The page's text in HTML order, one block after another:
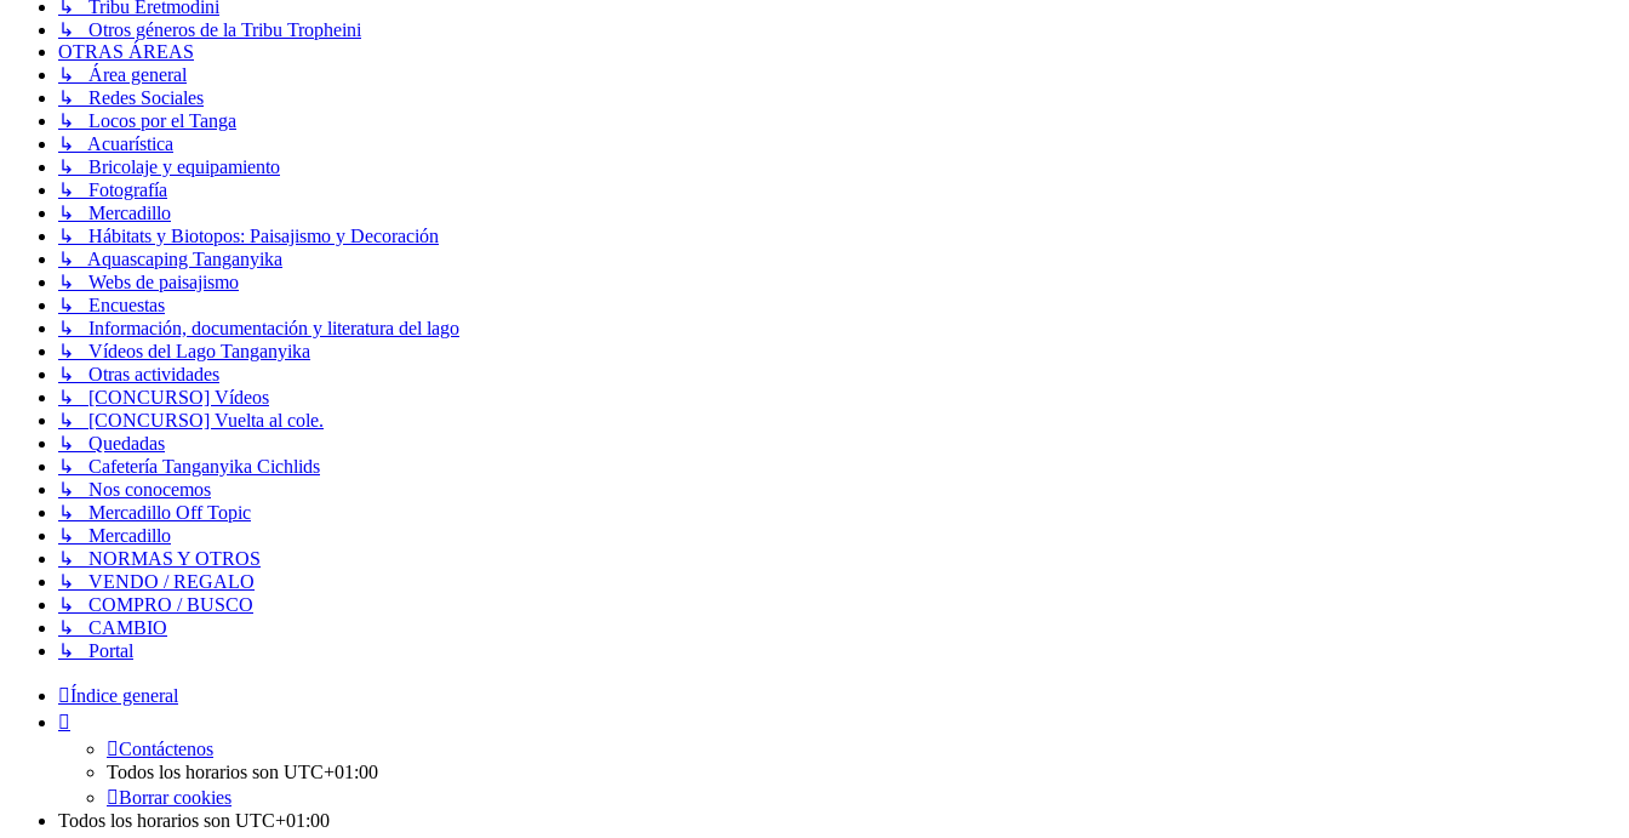
↳ Tribu Eretmodini
↳ Otros géneros de la Tribu Tropheini
OTRAS ÁREAS
↳ Área general
↳ Redes Sociales
↳ Locos por el Tanga
↳ Acuarística
↳ Bricolaje y equipamiento
↳ Fotografía
↳ Mercadillo
↳ Hábitats y Biotopos: Paisajismo y Decoración
↳ Aquascaping Tanganyika
↳ Webs de paisajismo
↳ Encuestas
↳ Información, documentación y literatura del lago
↳ Vídeos del Lago Tanganyika
↳ Otras actividades
↳ [CONCURSO] Vídeos
↳ [CONCURSO] Vuelta al cole.
↳ Quedadas
↳ Cafetería Tanganyika Cichlids
↳ Nos conocemos
↳ Mercadillo Off Topic
↳ Mercadillo
↳ NORMAS Y OTROS
↳ VENDO / REGALO
↳ COMPRO / BUSCO
↳ CAMBIO
↳ Portal
Índice general
Contáctenos
Todos los horarios son UTC+01:00
Borrar cookies
Todos los horarios son UTC+01:00